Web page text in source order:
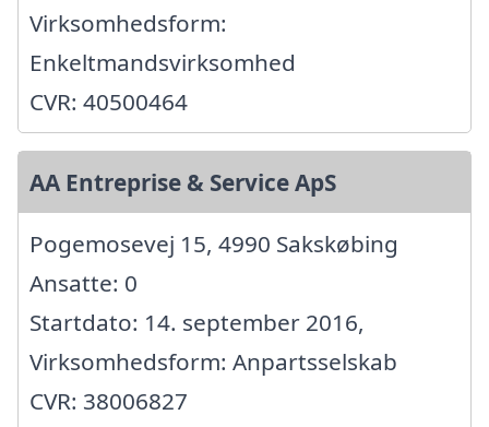
Virksomhedsform:
Enkeltmandsvirksomhed
CVR: 40500464
AA Entreprise & Service ApS
Pogemosevej 15, 4990 Sakskøbing
Ansatte: 0
Startdato: 14. september 2016,
Virksomhedsform: Anpartsselskab
CVR: 38006827